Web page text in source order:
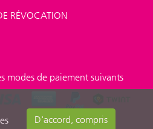
RÉVOCATION
modes de paiement suivants
D'accord, compris